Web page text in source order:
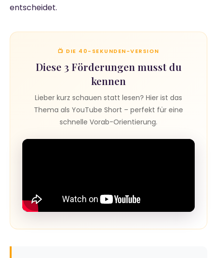
entscheidet.
📺 DIE 40-SEKUNDEN-VERSION
Diese 3 Förderungen musst du
kennen
Lieber kurz schauen statt lesen? Hier ist das
Thema als YouTube Short – perfekt für eine
schnelle Vorab-Orientierung.